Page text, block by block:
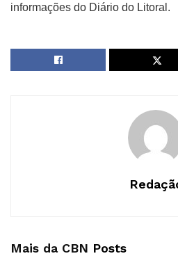
informações do Diário do Litoral.
Mais da CBN Posts